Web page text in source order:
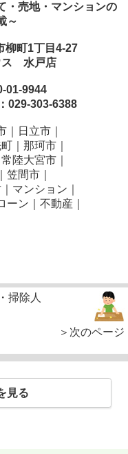
・売地・マンションの
～
町1丁目4-27
ス 水戸店
01-9944
029-303-6388
｜日立市｜
｜那珂市｜
陸大宮市｜
笠間市
マンション｜
ーン｜不動産｜
掃除人
＞次のページ
見る